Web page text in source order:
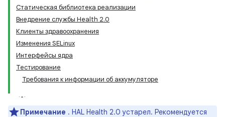
Статическая библиотека реализации
Внедрение службы Health 2.0
Клиенты здравоохранения
Изменения SELinux
Интерфейсы ядра
Тестирование
Требования к информации об аккумуляторе
Примечание . HAL Health 2.0 устарел. Рекомендуется